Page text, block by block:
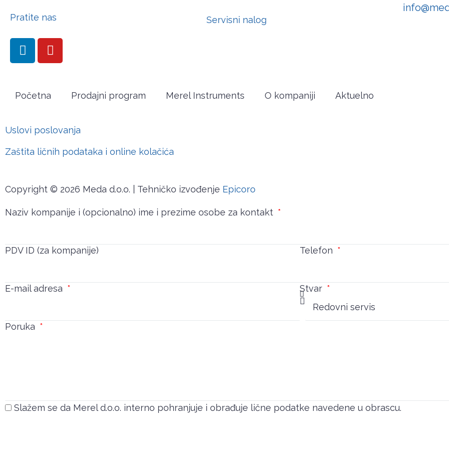
Pratite nas Servisni nalog
Početna Prodajni program Merel Instruments O kompaniji Aktuelno
Uslovi poslovanja
Zaštita ličnih podataka i online kolačića
Copyright © 2026 Meda d.o.o. | Tehničko izvođenje Epicoro
Naziv kompanije i (opcionalno) ime i prezime osobe za kontakt
PDV ID (za kompanije) Telefon
E-mail adresa Stvar
Poruka
Slažem se da Merel d.o.o. interno pohranjuje i obrađuje lične podatke navedene u obrascu.